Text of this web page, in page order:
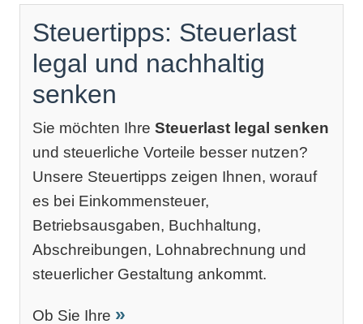
Steuertipps: Steuerlast
legal und nachhaltig
senken
Sie möchten Ihre Steuerlast legal senken
und steuerliche Vorteile besser nutzen?
Unsere Steuertipps zeigen Ihnen, worauf
es bei Einkommensteuer,
Betriebsausgaben, Buchhaltung,
Abschreibungen, Lohnabrechnung und
steuerlicher Gestaltung ankommt.
Ob Sie Ihre